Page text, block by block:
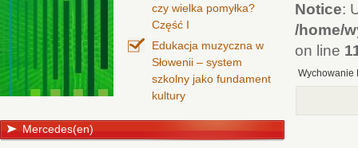
czy wielka pomyłka?
Część I
Edukacja muzyczna w
Słowenii – system
szkolny jako fundament
kultury
Mercedes(en)
Notice:
/home/
on line
Wychowanie